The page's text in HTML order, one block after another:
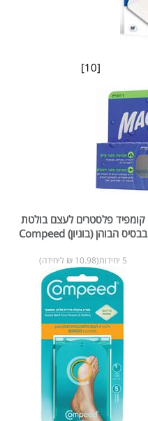
[10]
קומפיד פלסטרים לעצם בולטת
בבסיס הבוהן (בוניון) Compeed
5 יחידות(10.98 ₪ ליחידה)